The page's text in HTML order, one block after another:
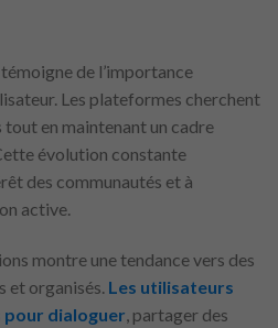
de l’importance
Les plateformes cherchent
en maintenant un cadre
évolution constante
des communautés et à
active.
montre une tendance vers des
et organisés. Les utilisateurs
pour dialoguer , partager des